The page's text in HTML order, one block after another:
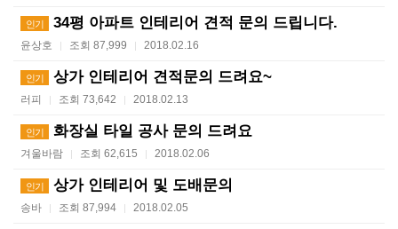
인기 34평 아파트 인테리어 견적 문의 드립니다.
윤상호 | 조회 87,999 | 2018.02.16
인기 상가 인테리어 견적문의 드려요~
러피 | 조회 73,642 | 2018.02.13
인기 화장실 타일 공사 문의 드려요
겨울바람 | 조회 62,615 | 2018.02.06
인기 상가 인테리어 및 도배문의
송바 | 조회 87,994 | 2018.02.05